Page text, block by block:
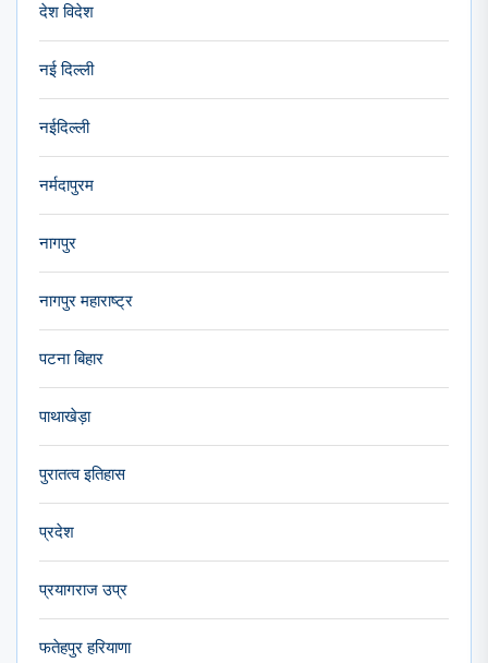
देश विदेश
नई दिल्ली
नईदिल्ली
नर्मदापुरम
नागपुर
नागपुर महाराष्ट्र
पटना बिहार
पाथाखेड़ा
पुरातत्व इतिहास
प्रदेश
प्रयागराज उप्र
फतेहपुर हरियाणा